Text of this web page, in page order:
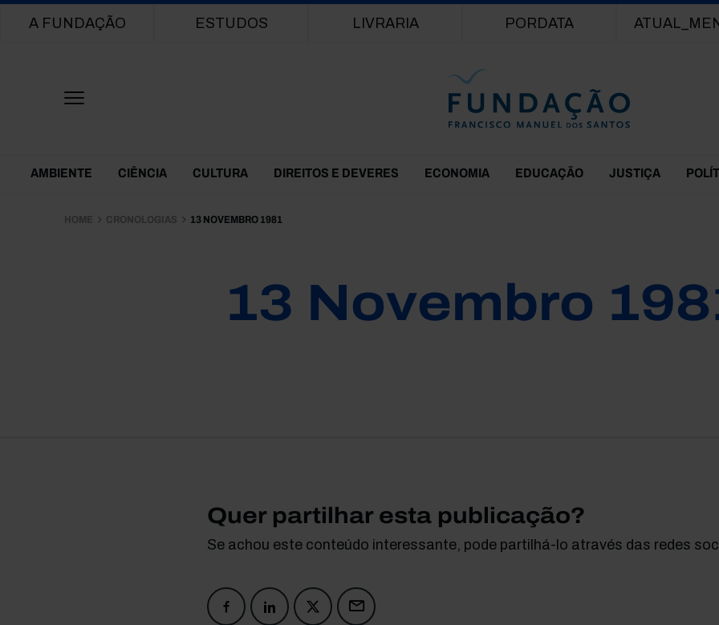
Main navigation
A FUNDAÇÃO ESTUDOS LIVRARIA PORDATA
Themes Menu
AMBIENTE CIÊNCIA CULTURA DIREITOS E DEVERES ECONOMIA EDUCAÇÃO JUSTIÇA
HOME CRONOLOGIAS 13 NOVEMBRO 1981
13 Novembro
Quer partilhar esta publicação?
Se achou este conteúdo interessante, pode partilhá-lo através das redes